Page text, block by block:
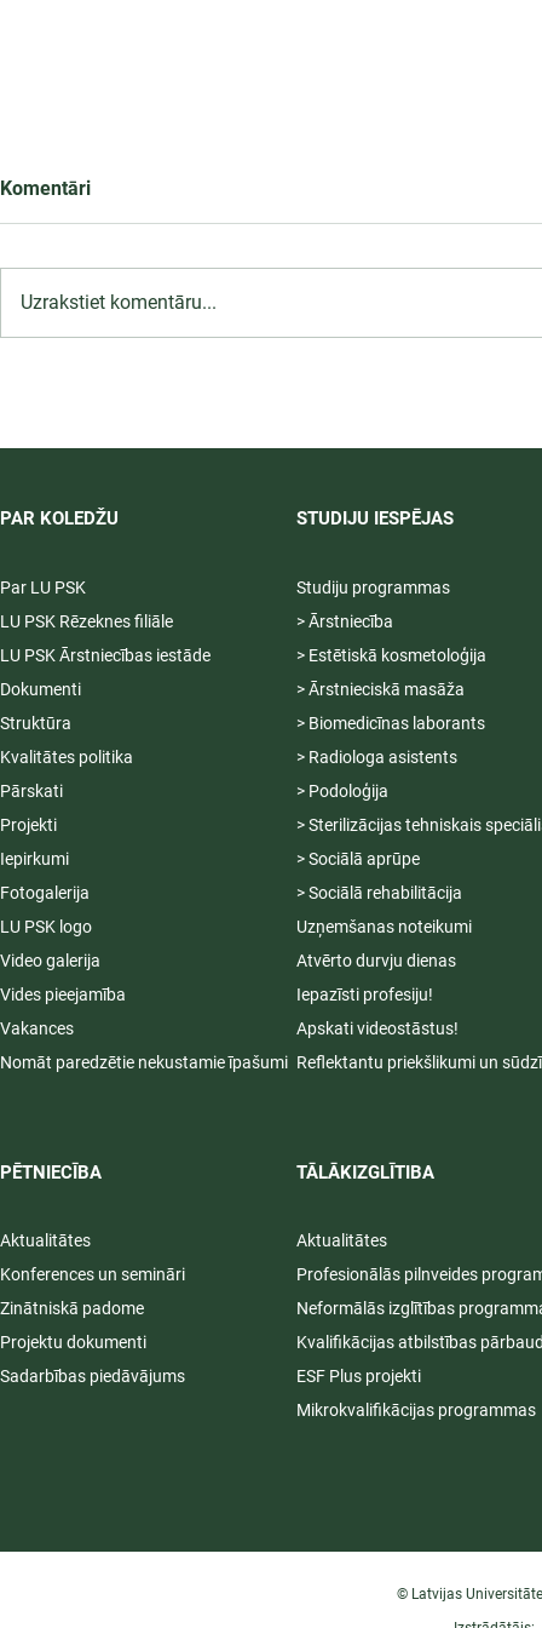
Komentāri
Uzrakstiet komentāru...
PAR KOLEDŽU
Par LU PSK
LU PSK Rēzeknes filiāle
LU PSK Ārstniecības iestāde
Dokumenti
Struktūra
Kvalitātes politika
Pārskati
Projekti
Iepirkumi
Fotogalerija
LU PSK logo
Video galerija
Vides pieejamība
Vakances
Nomāt paredzētie nekustamie īpašumi
PĒTNIECĪBA
Aktualitātes
Konferences un semināri
Zinātniskā padome
Projektu dokumenti
Sadarbības piedāvājums
STUDIJU IESPĒJAS
Studiju programmas
> Ārstniecība
> Estētiskā kosmetoloģija
> Ārstnieciskā masāža
> Biomedicīnas laborants
> Radiologa asistents
> Podoloģija
> Sterilizācijas tehniskais
> Sociālā aprūpe
> Sociālā rehabilitācija
Uzņemšanas noteikumi
Atvērto durvju dienas
Iepazīsti profesiju!
Apskati videostāstus!
Reflektantu priekšlikumi un
TĀLĀKIZGLĪTIBA
Aktualitātes
Profesionālās pilnveides
Neformālās izglītības
Kvalifikācijas atbilstības
ESF Plus projekti
Mikrokvalifikācijas programmas
© Latvijas